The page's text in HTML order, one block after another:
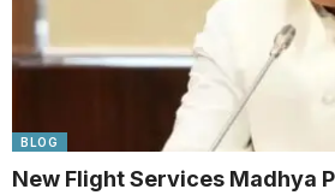
BLOG
New Flight Services Madhya